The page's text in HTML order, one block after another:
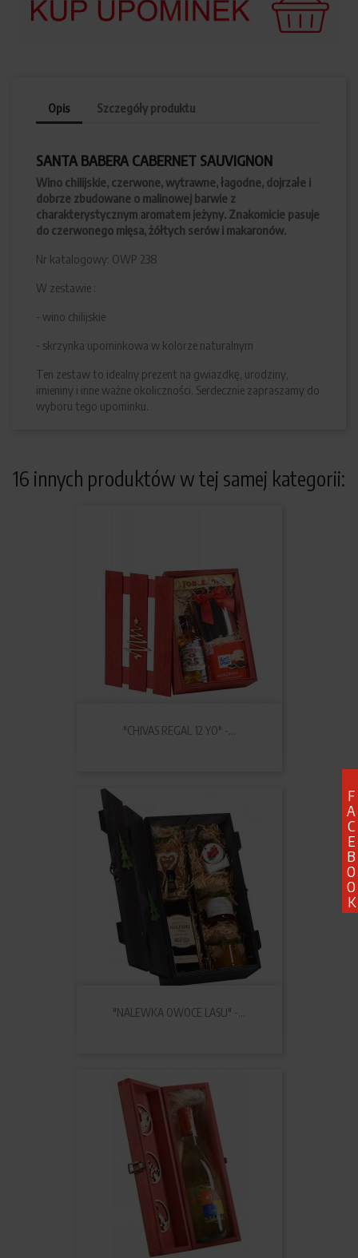
F
A
C
E
B
O
O
K
Opis Szczegóły produktu
SANTA BABERA CABERNET SAUVIGNON
Wino chilijskie, czerwone, wytrawne, łagodne, dojrzałe i
dobrze zbudowane o malinowej barwie z
charakterystycznym aromatem jeżyny. Znakomicie pasuje
do czerwonego mięsa, żółtych serów i makaronów.
Nr katalogowy: OWP 238
W zestawie :
- wino chilijskie
- skrzynka upominkowa w kolorze naturalnym
Ten zestaw to idealny prezent na gwiazdkę, urodziny,
imieniny i inne ważne okoliczności. Serdecznie zapraszamy do
wyboru tego upominku.
16 innych produktów w tej samej kategorii:
"CHIVAS REGAL 12 YO" -...
"NALEWKA OWOCE LASU" -...